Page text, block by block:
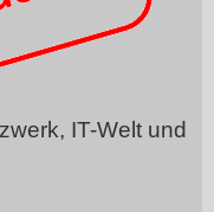
IT-Welt und